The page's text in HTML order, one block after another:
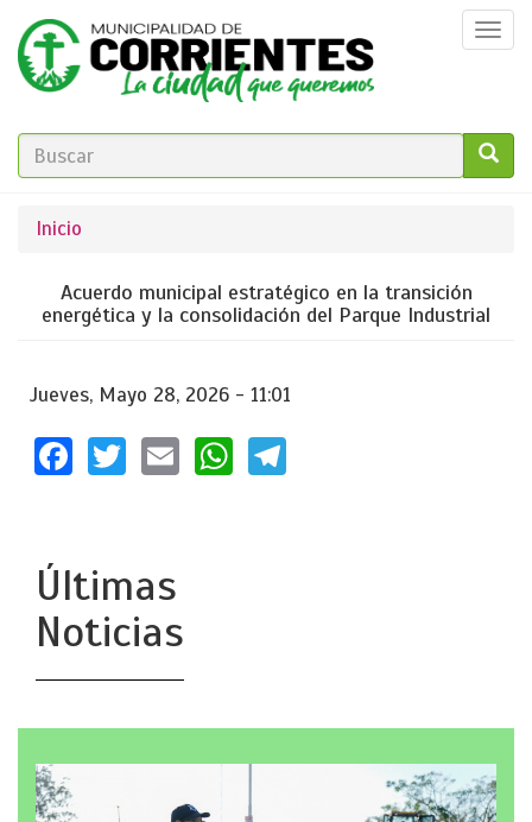
Pasar
contenido
principal
FORMULARIO
BÚSQUEDA
Se
encuentra
usted
Inicio
Acuerdo municipal estratégico en la transición
energética y la consolidación del Parque Industrial
Jueves, Mayo 28, 2026 - 11:01
Facebook
TwitterEmailWhatsApp
Últimas
Noticias